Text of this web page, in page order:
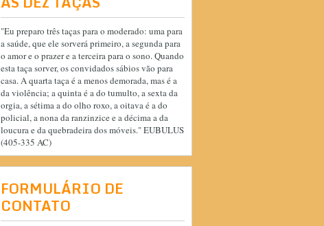
"Eu preparo três taças para o moderado: uma para
a saúde, que ele sorverá primeiro, a segunda para
o amor e o prazer e a terceira para o sono. Quando
esta taça sorver, os convidados sábios vão para
casa. A quarta taça é a menos demorada, mas é a
da violência; a quinta é a do tumulto, a sexta da
orgia, a sétima a do olho roxo, a oitava é a do
policial, a nona da ranzinzice e a décima a da
loucura e da quebradeira dos móveis." EUBULUS
(405-335 AC)
FORMULÁRIO DE
CONTATO